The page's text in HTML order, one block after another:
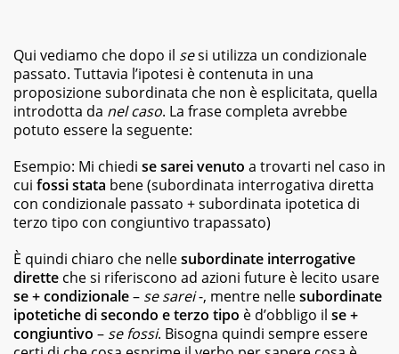
Qui vediamo che dopo il sesi utilizza un condizionale
passato. Tuttavia l’ipotesi è contenuta in una
proposizione subordinata che non è esplicitata, quella
introdotta da nel caso. La frase completa avrebbe
potuto essere la seguente:
Esempio: Mi chiedi se sarei venuto a trovarti nel caso in
cui fossi stata bene (subordinata interrogativa diretta
con condizionale passato + subordinata ipotetica di
terzo tipo con congiuntivo trapassato)
È quindi chiaro che nellesubordinate interrogative
dirette che si riferiscono ad azioni future è lecito usare
se + condizionale– se sarei-, mentre nellesubordinate
ipotetiche di secondo e terzo tipo è d’obbligo il se +
congiuntivo – se fossi. Bisogna quindi sempre essere